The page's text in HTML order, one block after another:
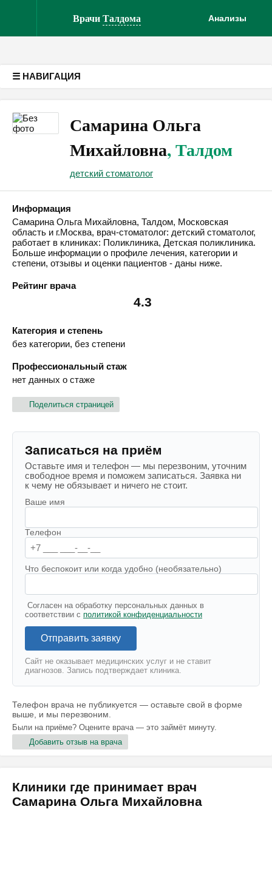
ВрачиТалдома Анализы
☰ НАВИГАЦИЯ
Самарина Ольга
Михайловна, Талдом
детский стоматолог
Информация
Самарина Ольга Михайловна, Талдом, Московская
область и г.Москва, врач-стоматолог: детский стоматолог,
работает в клиниках: Поликлиника, Детская поликлиника.
Больше информации о профиле лечения, категории и
степени, отзывы и оценки пациентов - даны ниже.
Рейтинг врача
4.3
Категория и степень
без категории, без степени
Профессиональный стаж
нет данных о стаже
Поделиться страницей
Записаться на приём
Оставьте имя и телефон — мы перезвоним, уточним
свободное время и поможем записаться. Заявка ни
к чему не обязывает и ничего не стоит.
Ваше имя
Телефон
Что беспокоит или когда удобно (необязательно)
Согласен на обработку персональных данных в
соответствии с политикой конфиденциальности
Отправить заявку
Сайт не оказывает медицинских услуг и не ставит
диагнозов. Запись подтверждает клиника.
Телефон врача не публикуется — оставьте свой в форме
выше, и мы перезвоним.
Были на приёме? Оцените врача — это займёт минуту.
Добавить отзыв на врача
Клиники где принимает врач
Самарина Ольга Михайловна